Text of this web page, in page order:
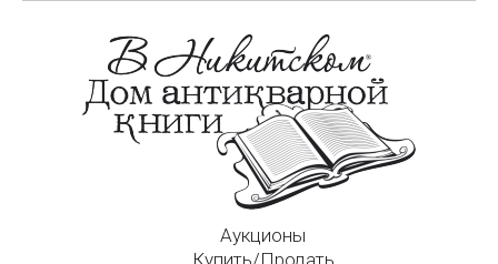
Аукционы
Купить/Продать